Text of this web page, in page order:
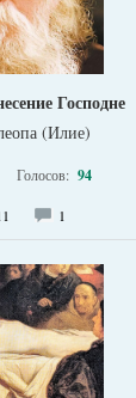
Господне
(Илие)
Голосов: 94
1